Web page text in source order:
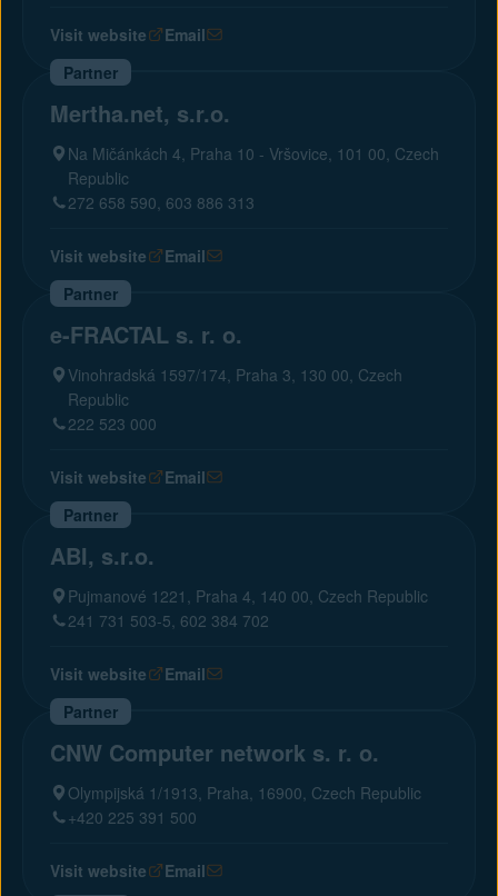
Visit website
Email
Partner
Mertha.net, s.r.o.
Na Mičánkách 4, Praha 10 - Vršovice, 101 00, Czech
Republic
272 658 590, 603 886 313
Visit website
Email
Partner
e-FRACTAL s. r. o.
Vinohradská 1597/174, Praha 3, 130 00, Czech
Republic
222 523 000
Visit website
Email
Partner
ABI, s.r.o.
Pujmanové 1221, Praha 4, 140 00, Czech Republic
241 731 503-5, 602 384 702
Visit website
Email
Partner
CNW Computer network s. r. o.
Olympijská 1/1913, Praha, 16900, Czech Republic
+420 225 391 500
Visit website
Email